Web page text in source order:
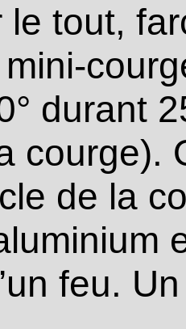
le tout,
durant
courge).
de la
feu.